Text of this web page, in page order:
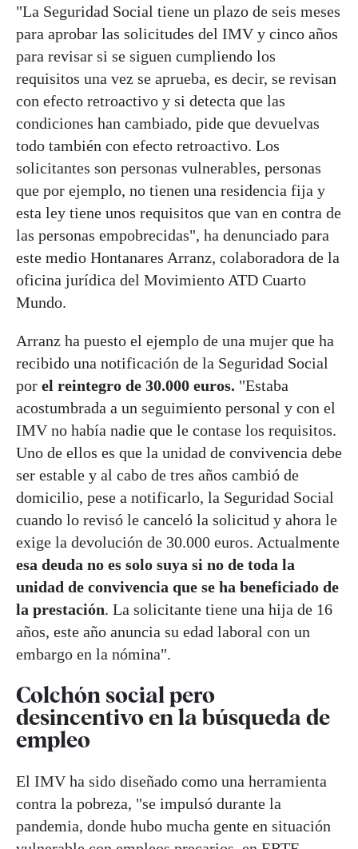
"La Seguridad Social tiene un plazo de seis meses
para aprobar las solicitudes del IMV y cinco años
para revisar si se siguen cumpliendo los
requisitos una vez se aprueba, es decir, se revisan
con efecto retroactivo y si detecta que las
condiciones han cambiado, pide que devuelvas
todo también con efecto retroactivo. Los
solicitantes son personas vulnerables, personas
que por ejemplo, no tienen una residencia fija y
esta ley tiene unos requisitos que van en contra de
las personas empobrecidas", ha denunciado para
este medio Hontanares Arranz, colaboradora de la
oficina jurídica del Movimiento ATD Cuarto
Mundo.
Arranz ha puesto el ejemplo de una mujer que ha
recibido una notificación de la Seguridad Social
por el reintegro de 30.000 euros. "Estaba
acostumbrada a un seguimiento personal y con el
IMV no había nadie que le contase los requisitos.
Uno de ellos es que la unidad de convivencia debe
ser estable y al cabo de tres años cambió de
domicilio, pese a notificarlo, la Seguridad Social
cuando lo revisó le canceló la solicitud y ahora le
exige la devolución de 30.000 euros. Actualmente
esa deuda no es solo suya si no de toda la
unidad de convivencia que se ha beneficiado de
la prestación. La solicitante tiene una hija de 16
años, este año anuncia su edad laboral con un
embargo en la nómina".
Colchón social pero
desincentivo en la búsqueda de
empleo
El IMV ha sido diseñado como una herramienta
contra la pobreza, "se impulsó durante la
pandemia, donde hubo mucha gente en situación